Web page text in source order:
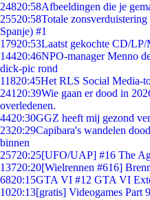
24820:58Afbeeldingen die je
25520:58Totale
Spanje) #1
17920:53Laatst gekochte CD/
14420:46NPO-manager Menno
dick-pic rond
11820:45Het RLS Social Media-
241 20:39Wie gaan er dood in
overledenen.
4420:30GGZ heeft mij gezond
2320:29Capibara's wandelen
binnen
25720:25[UFO/UAP] #16 The
13720:20[Wielrennen #616]
6820:15GTA VI #12 GTA VI
1020:13[gratis] Videogames Part